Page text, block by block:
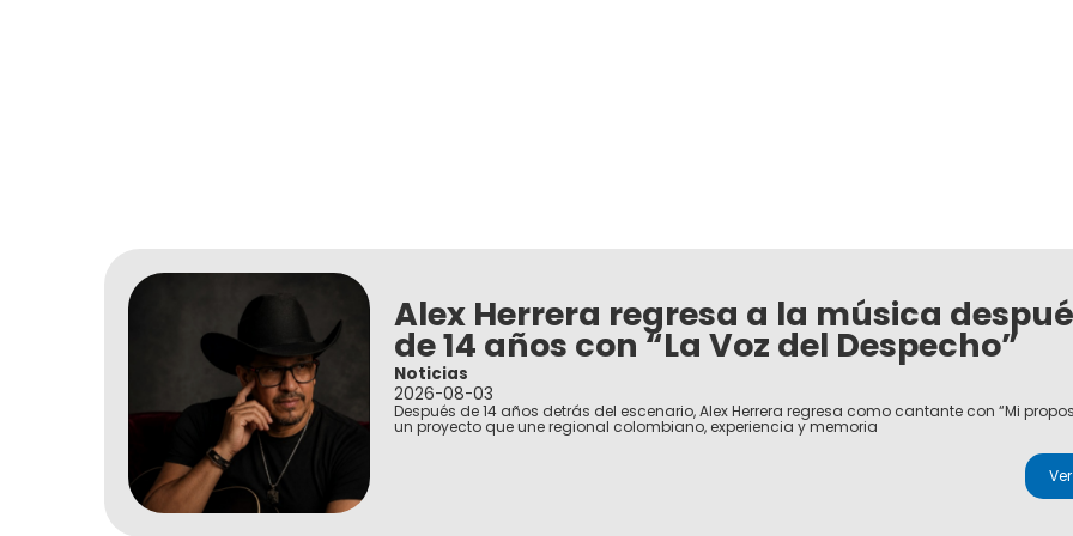
Alex Herrera regresa a la música
de 14 años con “La Voz del Despecho”
Noticias
2026-08-03
Después de 14 años detrás del escenario, Alex Herrera regresa como cantante con “Mi
un proyecto que une regional colombiano, experiencia y memoria